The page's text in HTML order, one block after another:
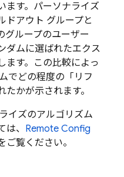
ます。パーソナライズ
ドアウト グループと
グループのユーザー
ダムに選ばれたエクス
ます。この比較によっ
でどの程度の「リフ
かが示されます。
イズのアルゴリズム
、 Remote Config
ご覧ください。